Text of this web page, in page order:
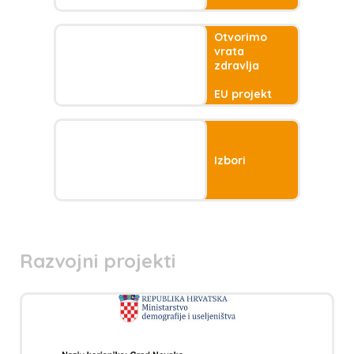
Otvorimo
vrata
zdravlja
EU projekt
Izbori
Razvojni projekti